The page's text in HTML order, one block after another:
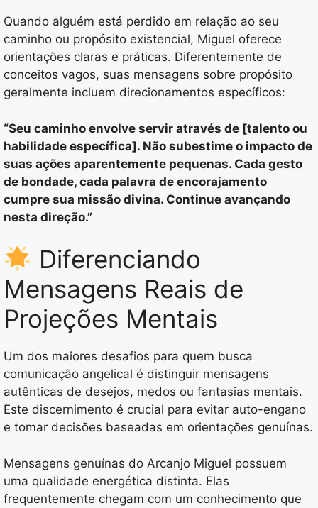
Quando alguém está perdido em relação ao seu
caminho ou propósito existencial, Miguel oferece
orientações claras e práticas. Diferentemente de
conceitos vagos, suas mensagens sobre propósito
geralmente incluem direcionamentos específicos:
“Seu caminho envolve servir através de [talento ou
habilidade específica]. Não subestime o impacto de
suas ações aparentemente pequenas. Cada gesto
de bondade, cada palavra de encorajamento
cumpre sua missão divina. Continue avançando
nesta direção.”
Diferenciando
Mensagens Reais de
Projeções Mentais
Um dos maiores desafios para quem busca
comunicação angelical é distinguir mensagens
autênticas de desejos, medos ou fantasias mentais.
Este discernimento é crucial para evitar auto-engano
e tomar decisões baseadas em orientações genuínas.
Mensagens genuínas do Arcanjo Miguel possuem
uma qualidade energética distinta. Elas
frequentemente chegam com um conhecimento que